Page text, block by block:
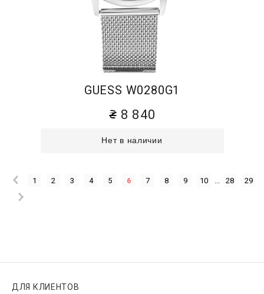
GUESS W0280G1
8 840
Нет в наличии
1 2 3 4 5 6 7 8 9 10 28 29
ДЛЯ КЛИЕНТОВ